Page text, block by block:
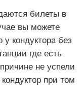
билеты в
вы можете
кондуктора без
где есть
не успели
при том